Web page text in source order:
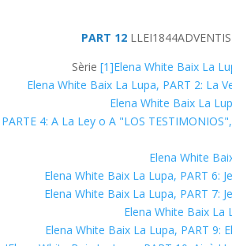
PART 12 LLEI1844
Sèrie[1]Elena White Baix La
Elena White Baix La Lupa, PART 2: La
Elena White Baix La
4: A La Ley o A "LOS
Elena White
Elena White Baix La Lupa, PART 6:
Elena White Baix La Lupa, PART 7:
Elena White Baix La
Elena White Baix La Lupa, PART 9: